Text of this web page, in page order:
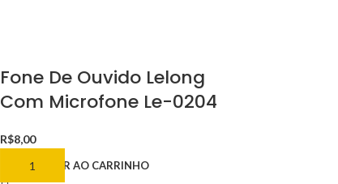
Fone De Ouvido Lelong
Com Microfone Le-0204
R$8,00
ADICIONAR AO CARRINHO